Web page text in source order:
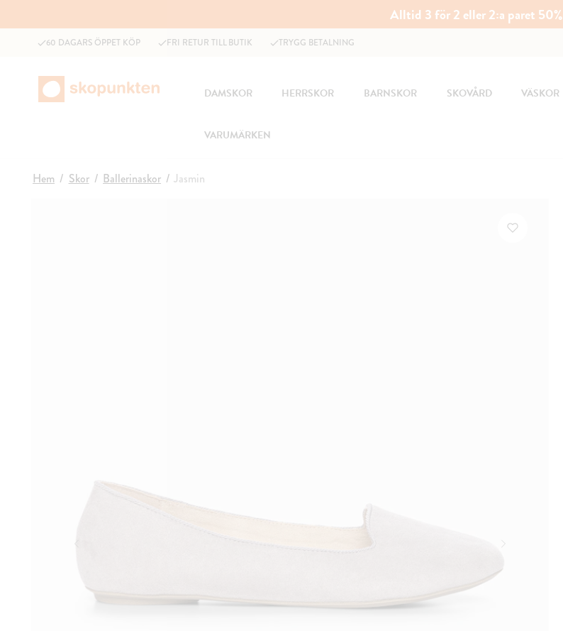
Alltid 3 för 2 eller 2:a paret 50%
60 DAGARS ÖPPET KÖP FRI RETUR TILL BUTIK TRYGG BETALNING
DAMSKOR HERRSKOR BARNSKOR SKOVÅRD VÄSKOR
VARUMÄRKEN
Hem Skor Ballerinaskor Jasmin